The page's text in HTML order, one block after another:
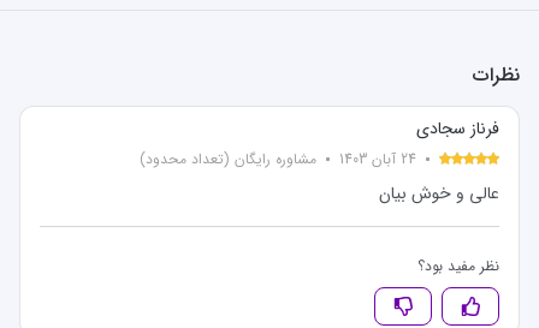
نظرات
فرناز سجادی
24 آبان 1403 مشاوره رایگان (تعداد محدود)
عالی و خوش بیان
نظر مفید بود؟